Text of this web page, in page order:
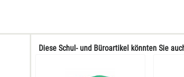
Diese Schul- und Büroartikel könnten Sie